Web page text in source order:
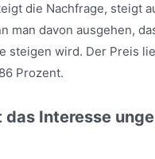
die Nachfrage, steigt
man davon ausgehen,
steigen wird. Der Preis
Prozent.
das Interesse